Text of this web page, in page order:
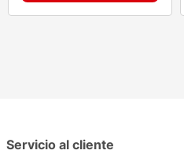
Servicio al cliente